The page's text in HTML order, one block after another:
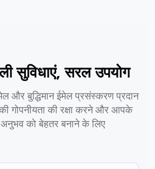
सुविधाएं, सरल उपयोग
और बुद्धिमान ईमेल प्रसंस्करण प्रदान
गोपनीयता की रक्षा करने और आपके
को बेहतर बनाने के लिए